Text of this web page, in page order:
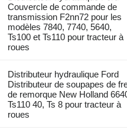
Couvercle de commande de
transmission F2nn72 pour les
modèles 7840, 7740, 5640,
Ts100 et Ts110 pour tracteur à
roues
Distributeur hydraulique Ford
Distributeur de soupapes de
de remorque New Holland
Ts110 40, Ts 8 pour tracteur à
roues